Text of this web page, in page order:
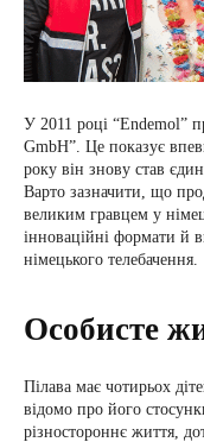
У 2011 році “Endemol”
GmbH”. Це показує
року він знову став
Варто зазначити, що
великим гравцем у
інноваційні формати й
німецького телебачення.
Особисте
Пілава має чотирьох
відомо про його
різностороннє життя,